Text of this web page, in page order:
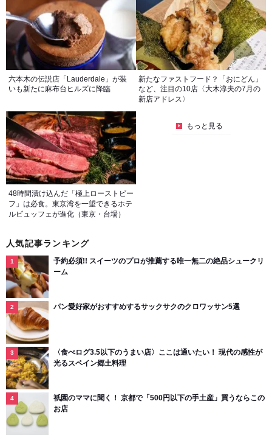
六本木の伝説店「Lauderdale」が装
いも新たに麻布台ヒルズに降臨
新たなファストフード？「おにどん」
など、注目の10店〈大木淳夫の7月の
新店アドレス〉
48時間漬け込んだ「極上ローストビー
フ」は必食。東京湾を一望できるホテ
ルビュッフェが進化（東京・台場）
もっと見る
人気記事ランキング
予約必須!! スイーツのプロが推薦する唯一無二の絶品シュークリ
ーム
パン愛好家がおすすめするサックサクのクロワッサン5選
〈食べログ3.5以下のうまい店〉ここは通いたい！ 現代の感性が
光るスペイン郷土料理
祇園のママに聞く！ 京都で「500円以下の手土産」買うならこの
お店